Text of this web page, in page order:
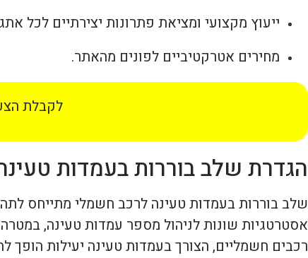
ייעוץ מקצועי ומציאת פתרונות יצירתיים לכל
מחירים אטרקטיביים לפונים מהאתר.
לקבלת
הגדרת שלב בוררות בעמדות
שלב בוררות בעמדות טעינה לרכב חשמלי מתייחס
אסטרטגיות שונות לניהול מספר עמדות טעינה,
רכבים חשמליים, הצורך בעמדות טעינה יעילות הופך